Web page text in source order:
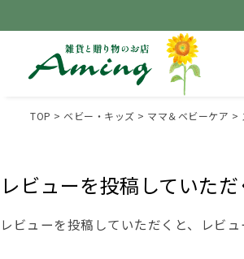
TOP ベビー・キッズ ママ＆ベビーケア
レビューを投稿していた
レビューを投稿していただくと、レビ